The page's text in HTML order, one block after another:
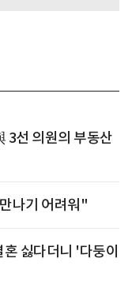
3선 의원의 부동산
나기 어려워"
싫다더니 '다둥이